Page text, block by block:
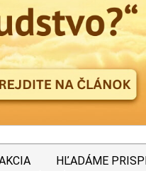
HĽADÁME